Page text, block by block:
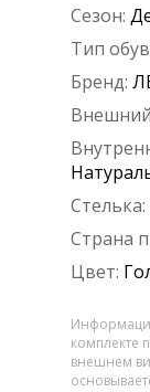
Сезон:
Тип
Бренд:
Стелька:
Страна
Цвет:
комплекте
внешнем